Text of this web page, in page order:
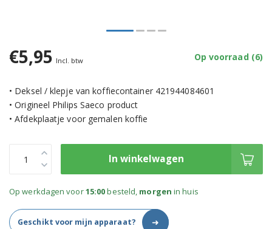
€5,95 Incl. btw Op voorraad (6)
• Deksel / klepje van koffiecontainer 421944084601
• Origineel Philips Saeco product
• Afdekplaatje voor gemalen koffie
In winkelwagen
Op werkdagen voor15:00besteld, morgen in huis
Geschikt voor mijn apparaat? ➜